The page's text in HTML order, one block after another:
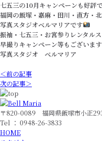
七五三の10月キャンペーンも好評
福岡の飯塚・嘉麻・田川・直方・
写真スタジオベルマリアです
振袖・七五三・お宮参りレンタル
早撮りキャンペーン等もございま
写真スタジオ ベルマリア
＜前の記事
次の記事＞
〒820-0089 福岡県飯塚市小正
Tel ： 0948-26-3833
HOME